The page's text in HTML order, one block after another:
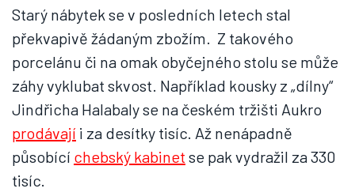
Starý nábytek se v posledních letech stal
překvapivě žádaným zbožím. Z takového
porcelánu či na omak obyčejného stolu se může
záhy vyklubat skvost. Například kousky z „dílny“
Jindřicha Halabaly se na českém tržišti Aukro
prodávají i za desítky tisíc. Až nenápadně
působící chebský kabinet se pak vydražil za 330
tisíc.